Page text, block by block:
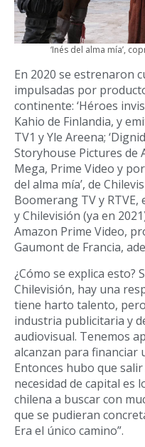
‘Inés del alma mía’,
En 2020 se estrenaron
impulsadas por
continente: ‘Héroes
Kahio de Finlandia, y
TV1 y Yle Areena;
Storyhouse Pictures de
Mega, Prime Video y
del alma mía’, de
Boomerang TV y RTVE,
y Chilevisión (ya en
Amazon Prime Video,
Gaumont de Francia,
¿Cómo se explica esto?
Chilevisión, hay una
tiene harto talento,
industria publicitaria y
audiovisual. Tenemos
alcanzan para financiar
Entonces hubo que
necesidad de capital es
chilena a buscar con
que se pudieran
Era el único camino”.